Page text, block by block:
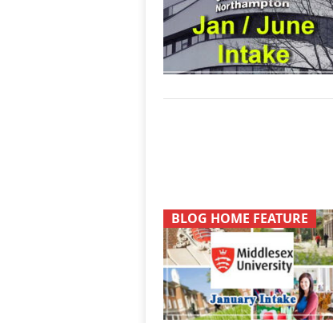
BLOG HOME FEATURE